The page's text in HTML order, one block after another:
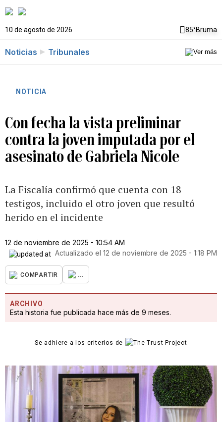
10 de agosto de 2026 85°Bruma
Noticias Tribunales
NOTICIA
Con fecha la vista preliminar
contra la joven imputada por el
asesinato de Gabriela Nicole
La Fiscalía confirmó que cuenta con 18
testigos, incluido el otro joven que resultó
herido en el incidente
12 de noviembre de 2025 - 10:54 AM
Actualizado el 12 de noviembre de 2025 - 1:18 PM
COMPARTIR ...
ARCHIVO
Esta historia fue publicada hace más de 9 meses.
Se adhiere a los criterios de